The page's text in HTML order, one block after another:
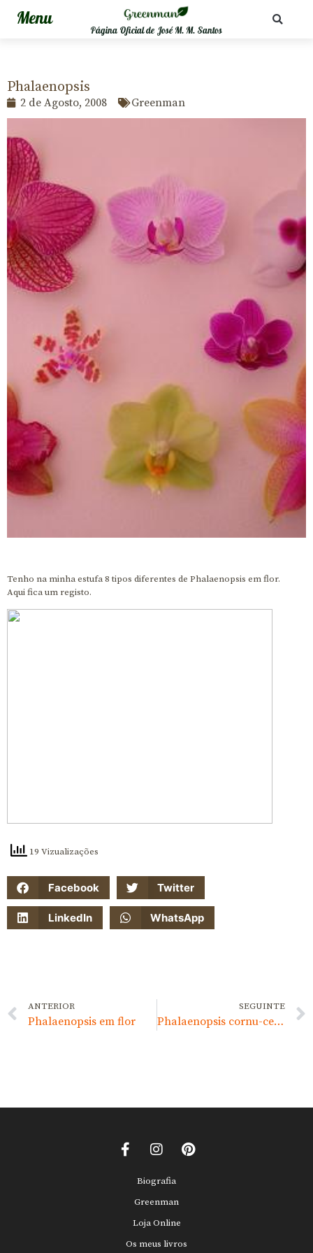
Página Oficial de José M. M. Santos
Phalaenopsis
2 de Agosto, 2008 Greenman
Tenho na minha estufa 8 tipos diferentes de Phalaenopsis em flor.
Aqui fica um registo.
19 Vizualizações
Facebook Twitter
LinkedIn WhatsApp
ANTERIOR
Phalaenopsis em flor
SEGUINTE
Phalaenopsis cornu-cervi alba
Biografia
Greenman
Loja Online
Os meus livros